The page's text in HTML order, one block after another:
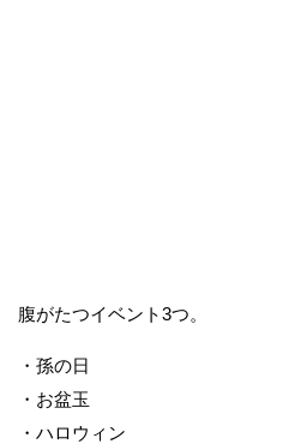
腹がたつイベント3つ。
・孫の日
・お盆玉
・ハロウィン